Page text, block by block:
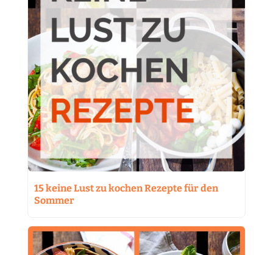
15 keine Lust zu kochen Rezepte für den
Sommer